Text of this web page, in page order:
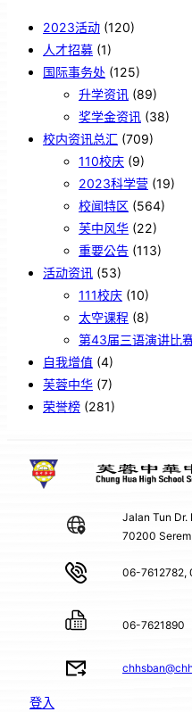
2023活动 (120)
人才招募 (1)
国际事务处 (125)
升学资讯 (89)
奖学金资讯 (38)
校内资讯总汇 (709)
110校庆 (9)
2023科学营 (19)
校闻特区 (564)
芙中风华 (22)
重要公告 (113)
活动资讯 (53)
111校庆 (10)
太空课程 (8)
第43届三语演讲比
自我增值 (4)
芙蓉中华 (7)
荣誉榜 (281)
Jalan Tun Dr.
70200
06-7612782,
06-7621890
登入